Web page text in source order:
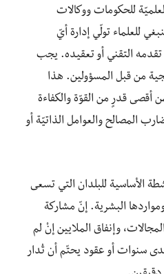
للحكومات ووكالات
للعلماء تولّي إدارة أيّ
التقني أو تعقيده. يجب
من قبل المسؤولين. هذا
أقصى قدرٍ من القوّة والكفاءة
المصالح والعوامل الذاتيّة أو
الأساسية للبلدان التي تسعى
البشرية. إنّ مشاركة
وإنفاق الملايين إنْ لم
سنوات أو عقود يحتّم أن تُدار